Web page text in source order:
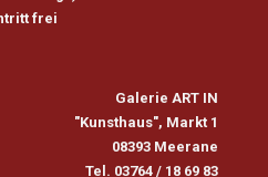
frei
Galerie ART IN
"Kunsthaus", Markt 1
08393 Meerane
Tel. 03764 / 18 69 83